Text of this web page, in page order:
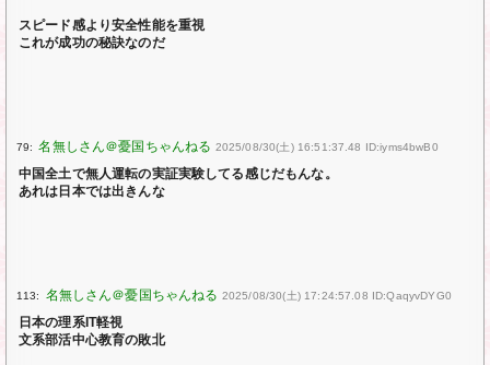
スピード感より安全性能を重視
これが成功の秘訣なのだ
79: 2025/08/30(土) 16:51:37.48 ID:iyms4bwB0
中国全土で無人運転の実証実験してる感じだもんな。
あれは日本では出きんな
113: 2025/08/30(土) 17:24:57.08 ID:QaqyvDYG0
日本の理系IT軽視
文系部活中心教育の敗北